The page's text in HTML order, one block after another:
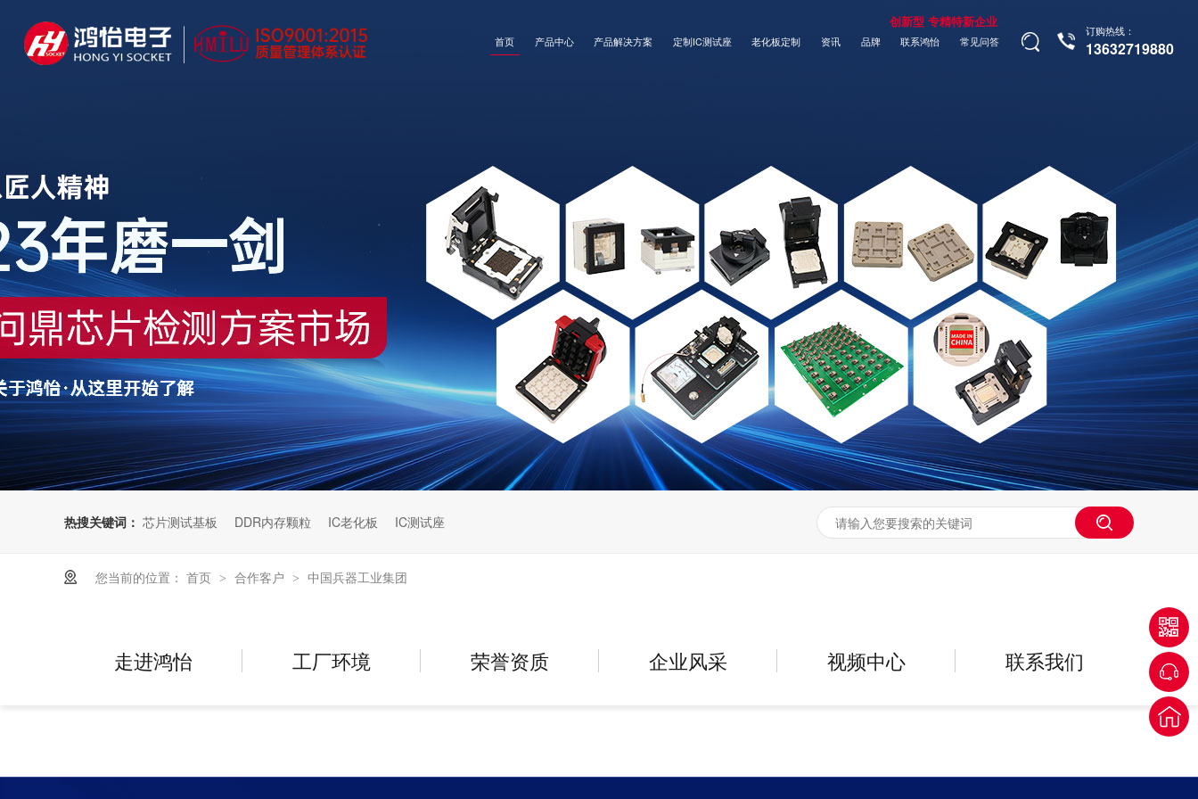
创新型 专精特新企业
订购热线：
13632719880
首页 产品中心 产品解决方案 定制IC测试座 老化板定制 资讯 品牌 联系鸿怡 常见问答
热搜关键词： 芯片测试基板 DDR内存颗粒 IC老化板 IC测试座
您当前的位置： 首页 > 合作客户 > 中国兵器工业集团
走进鸿怡 工厂环境 荣誉资质 企业风采 视频中心 联系我们